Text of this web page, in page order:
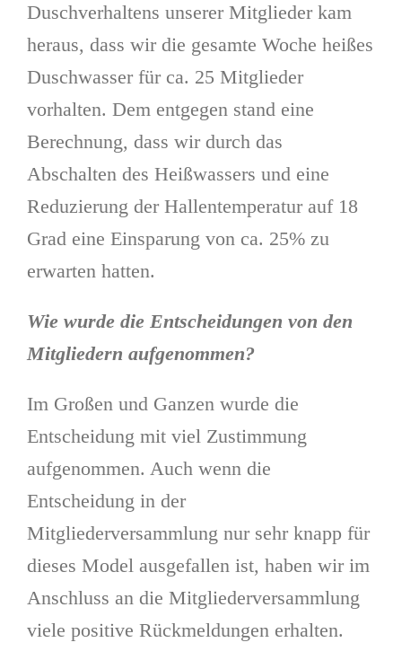
Duschverhaltens unserer Mitglieder kam
heraus, dass wir die gesamte Woche heißes
Duschwasser für ca. 25 Mitglieder
vorhalten. Dem entgegen stand eine
Berechnung, dass wir durch das
Abschalten des Heißwassers und eine
Reduzierung der Hallentemperatur auf 18
Grad eine Einsparung von ca. 25% zu
erwarten hatten.
Wie wurde die Entscheidungen von den
Mitgliedern aufgenommen?
Im Großen und Ganzen wurde die
Entscheidung mit viel Zustimmung
aufgenommen. Auch wenn die
Entscheidung in der
Mitgliederversammlung nur sehr knapp für
dieses Model ausgefallen ist, haben wir im
Anschluss an die Mitgliederversammlung
viele positive Rückmeldungen erhalten.